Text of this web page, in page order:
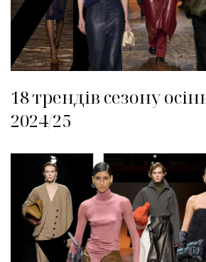
18 трендів сезону
2024/25